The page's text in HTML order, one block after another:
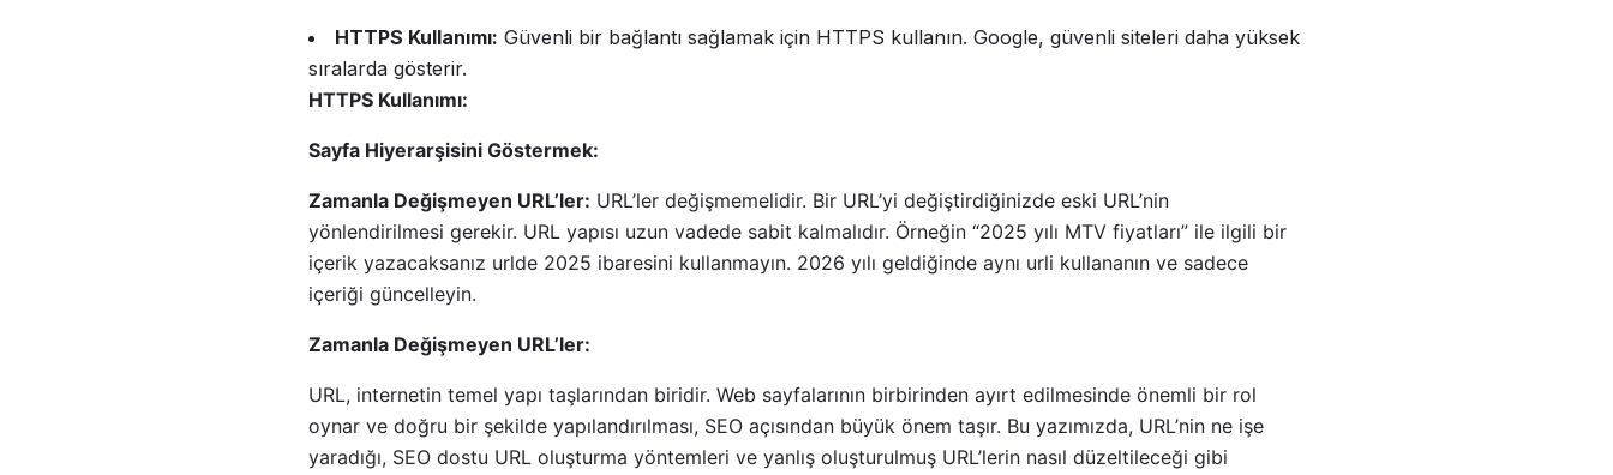
HTTPS Kullanımı: Güvenli bir bağlantı sağlamak için HTTPS kullanın. Google, güvenli siteleri daha yüksek
sıralarda gösterir.
HTTPS Kullanımı:
Sayfa Hiyerarşisini Göstermek:
Zamanla Değişmeyen URL’ler: URL’ler değişmemelidir. Bir URL’yi değiştirdiğinizde eski URL’nin
yönlendirilmesi gerekir. URL yapısı uzun vadede sabit kalmalıdır. Örneğin “2025 yılı MTV fiyatları” ile ilgili bir
içerik yazacaksanız urlde 2025 ibaresini kullanmayın. 2026 yılı geldiğinde aynı urli kullananın ve sadece
içeriği güncelleyin.
Zamanla Değişmeyen URL’ler:
URL, internetin temel yapı taşlarından biridir. Web sayfalarının birbirinden ayırt edilmesinde önemli bir rol
oynar ve doğru bir şekilde yapılandırılması, SEO açısından büyük önem taşır. Bu yazımızda, URL’nin ne işe
yaradığı, SEO dostu URL oluşturma yöntemleri ve yanlış oluşturulmuş URL’lerin nasıl düzeltileceği gibi